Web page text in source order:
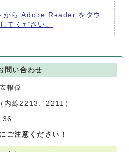
から Adobe Reader をダウ
てください。
問い合わせ
報係
線2213、2211）
ご注意ください！